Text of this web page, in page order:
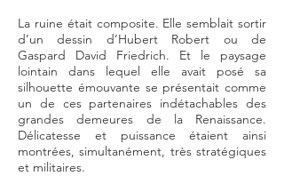
La ruine était composite. Elle semblait sortir
d’un dessin d’Hubert Robert ou de
Gaspard David Friedrich. Et le paysage
lointain dans lequel elle avait posé sa
silhouette émouvante se présentait comme
un de ces partenaires indétachables des
grandes demeures de la Renaissance.
Délicatesse et puissance étaient ainsi
montrées, simultanément, très stratégiques
et militaires.